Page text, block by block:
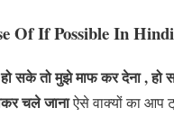
Of If Possible In Hindi
हो सके तो मुझे माफ कर देना , हो
चले जानाऐसे वाक्यों का आप